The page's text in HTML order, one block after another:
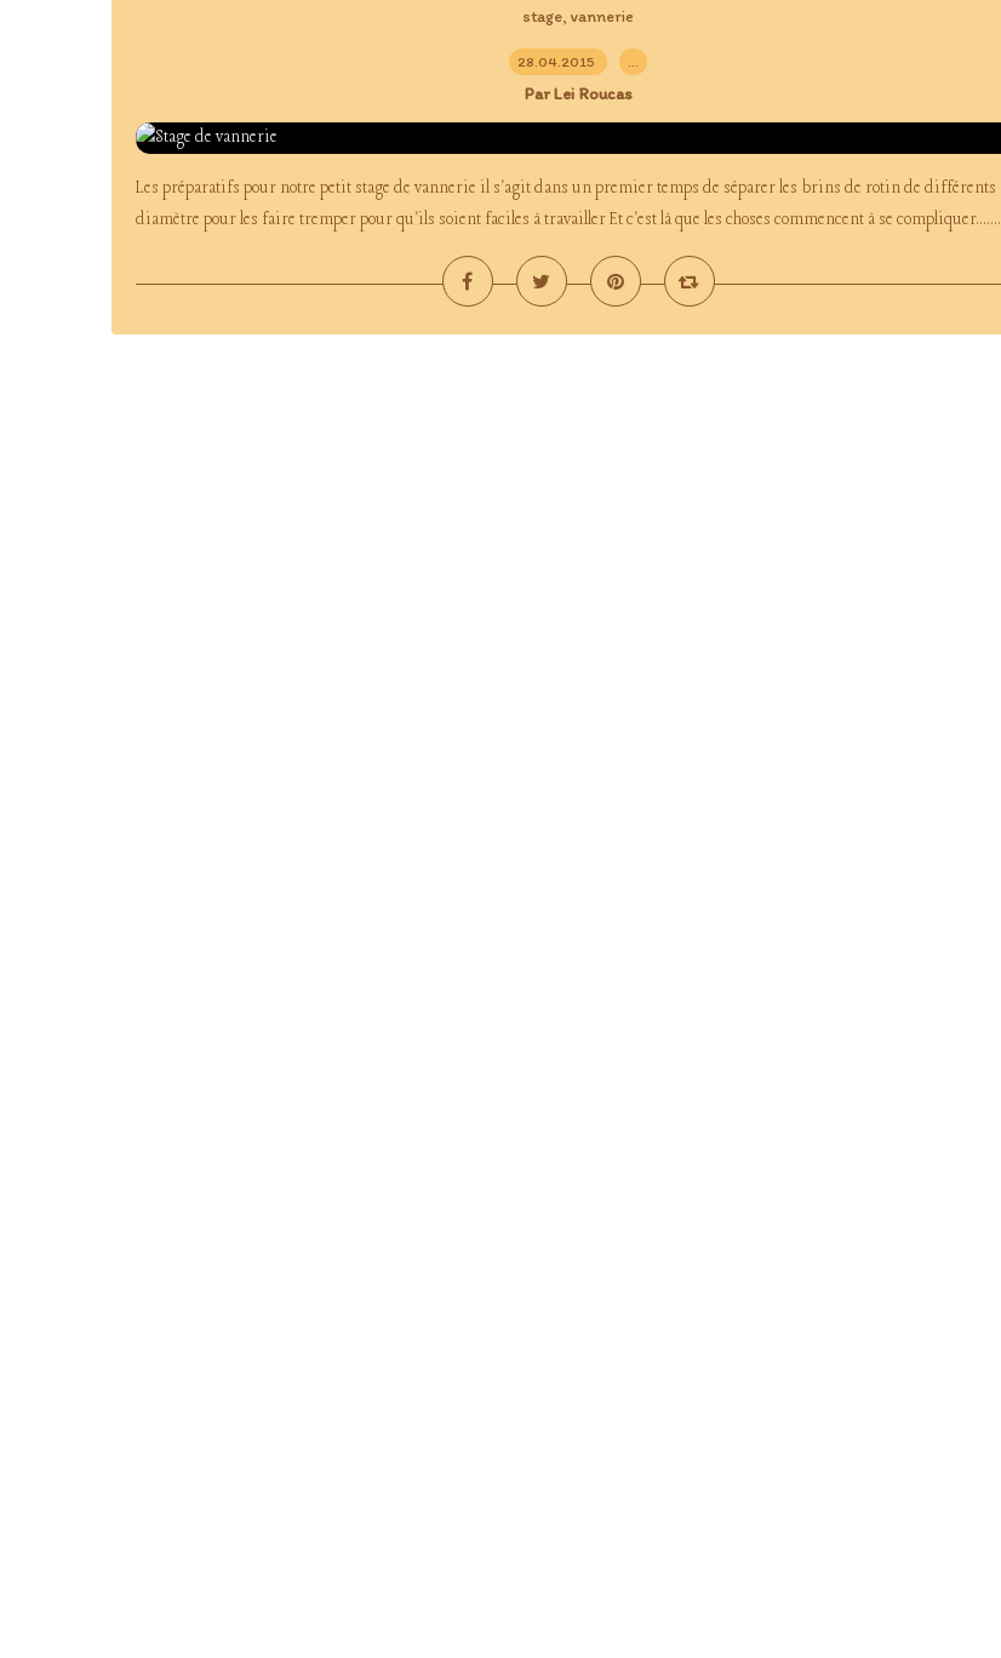
stage, vannerie
28.04.2015 …
Par Lei Roucas
Les préparatifs pour notre petit stage de vannerie il s'agit dans un premier temps de séparer les brins de rotin de différents
diamètre pour les faire tremper pour qu'ils soient faciles à travailler Et c'est là que les choses commencent à se compliquer.......